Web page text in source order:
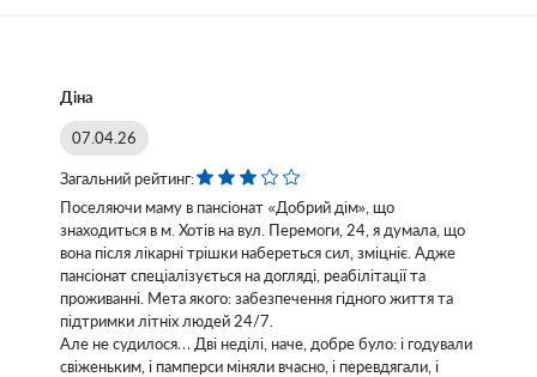
Діна
07.04.26
Загальний рейтинг:
Поселяючи маму в пансіонат «Добрий дім», що
знаходиться в м. Хотів на вул. Перемоги, 24, я думала, що
вона після лікарні трішки набереться сил, зміцніє. Адже
пансіонат спеціалізується на догляді, реабілітації та
проживанні. Мета якого: забезпечення гідного життя та
підтримки літніх людей 24/7.
Але не судилося… Дві неділі, наче, добре було: і годували
свіженьким, і памперси міняли вчасно, і перевдягали, і